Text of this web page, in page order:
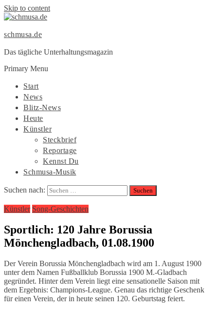
Skip to content
schmusa.de
Das tägliche Unterhaltungsmagazin
Primary Menu
Start
News
Blitz-News
Heute
Künstler
Steckbrief
Reportage
Kennst Du
Schmusa-Musik
Suchen nach:
Künstler Song-Geschichten
Sportlich: 120 Jahre Borussia
Mönchengladbach, 01.08.1900
Der Verein Borussia Mönchengladbach wird am 1. August 1900
unter dem Namen Fußballklub Borussia 1900 M.-Gladbach
gegründet. Hinter dem Verein liegt eine sensationelle Saison mit
dem Ergebnis: Champions-League. Genau das richtige Geschenk
für einen Verein, der in heute seinen 120. Geburtstag feiert.